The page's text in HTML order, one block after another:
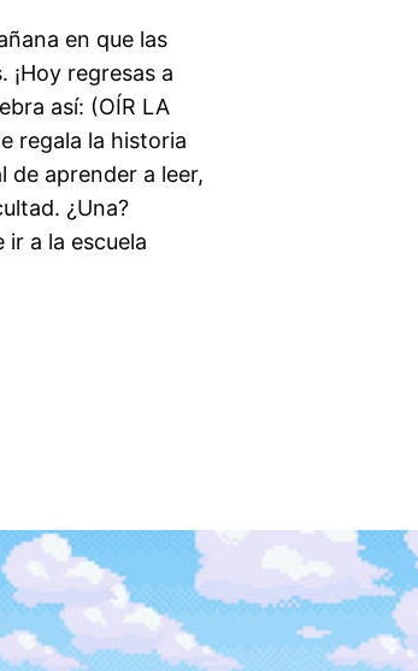
en que las
¡Hoy regresas a
así: (OÍR LA
regala la historia
de aprender a leer,
¿Una?
ir a la escuela